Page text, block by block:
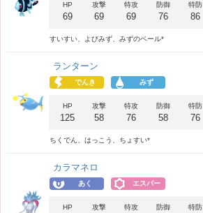
HP
69
攻撃
69
特攻
69
防御
76
特防
86
すいすい、よびみず、みずのベール*
ランターン
でんき みず
HP
125
攻撃
58
特攻
76
防御
58
特防
76
ちくでん、はっこう、ちょすい*
カラマネロ
あく エスパー
HP 攻撃 特攻 防御 特防